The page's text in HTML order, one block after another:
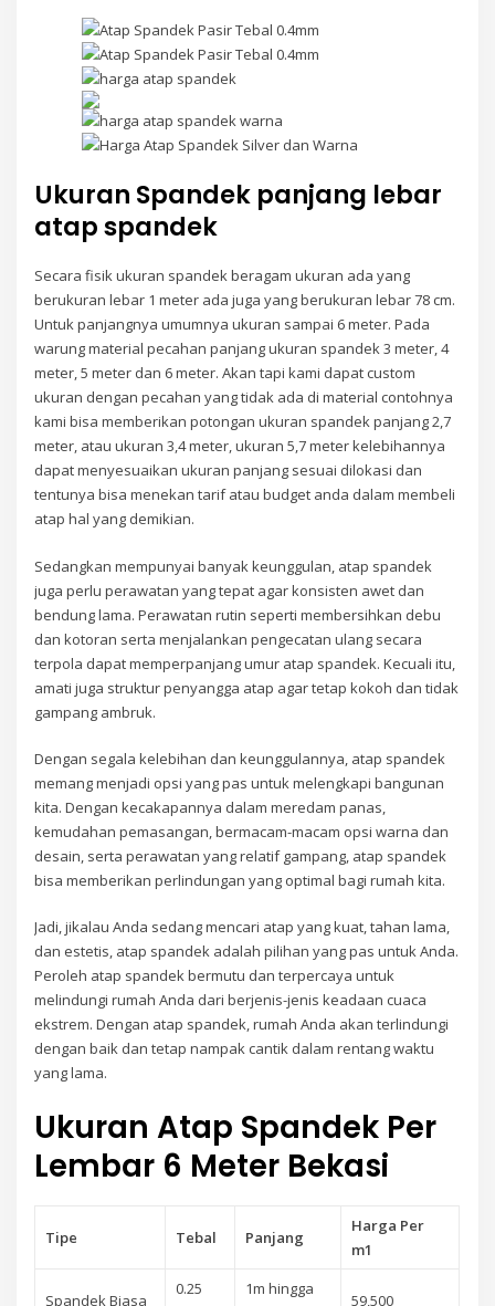
Ukuran Spandek panjang lebar
atap spandek
Secara fisik ukuran spandek beragam ukuran ada yang
berukuran lebar 1 meter ada juga yang berukuran lebar 78 cm.
Untuk panjangnya umumnya ukuran sampai 6 meter. Pada
warung material pecahan panjang ukuran spandek 3 meter, 4
meter, 5 meter dan 6 meter. Akan tapi kami dapat custom
ukuran dengan pecahan yang tidak ada di material contohnya
kami bisa memberikan potongan ukuran spandek panjang 2,7
meter, atau ukuran 3,4 meter, ukuran 5,7 meter kelebihannya
dapat menyesuaikan ukuran panjang sesuai dilokasi dan
tentunya bisa menekan tarif atau budget anda dalam membeli
atap hal yang demikian.
Sedangkan mempunyai banyak keunggulan, atap spandek
juga perlu perawatan yang tepat agar konsisten awet dan
bendung lama. Perawatan rutin seperti membersihkan debu
dan kotoran serta menjalankan pengecatan ulang secara
terpola dapat memperpanjang umur atap spandek. Kecuali itu,
amati juga struktur penyangga atap agar tetap kokoh dan tidak
gampang ambruk.
Dengan segala kelebihan dan keunggulannya, atap spandek
memang menjadi opsi yang pas untuk melengkapi bangunan
kita. Dengan kecakapannya dalam meredam panas,
kemudahan pemasangan, bermacam-macam opsi warna dan
desain, serta perawatan yang relatif gampang, atap spandek
bisa memberikan perlindungan yang optimal bagi rumah kita.
Jadi, jikalau Anda sedang mencari atap yang kuat, tahan lama,
dan estetis, atap spandek adalah pilihan yang pas untuk Anda.
Peroleh atap spandek bermutu dan terpercaya untuk
melindungi rumah Anda dari berjenis-jenis keadaan cuaca
ekstrem. Dengan atap spandek, rumah Anda akan terlindungi
dengan baik dan tetap nampak cantik dalam rentang waktu
yang lama.
Ukuran Atap Spandek Per
Lembar 6 Meter Bekasi
Tipe Tebal Panjang
Harga Per
m1
Spandek Biasa
0.25
1m hingga
59,500